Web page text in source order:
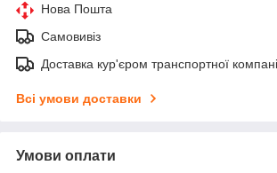
Нова Пошта
Самовивіз
Доставка кур'єром транспортної
Всі умови доставки
Умови оплати